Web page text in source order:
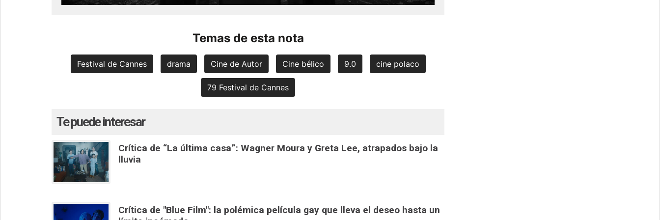
Temas de esta nota
Festival de Cannes drama Cine de Autor Cine bélico 9.0 cine polaco
79 Festival de Cannes
Te puede interesar
Crítica de “La última casa”: Wagner Moura y Greta Lee, atrapados bajo la
lluvia
Crítica de "Blue Film": la polémica película gay que lleva el deseo hasta un